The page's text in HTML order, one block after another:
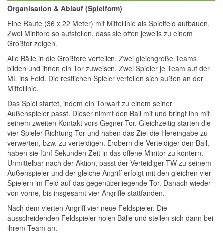
Organisation & Ablauf (Spielform)
Eine Raute (36 x 22 Meter) mit Mittellinie als Spielfeld aufbauen.
Zwei Minitore so aufstellen, dass sie offen jeweils zu einem
Großtor zeigen.
Alle Bälle in die Großtore verteilen. Zwei gleichgroße Teams
bilden und ihnen ein Tor zuweisen. Zwei Spieler je Team auf der
ML ins Feld. Die restlichen Spieler verteilen sich außen an der
Mittellinie.
Das Spiel startet, indem ein Torwart zu einem seiner
Außenspieler passt. Dieser nimmt den Ball mit und bringt ihn mit
seinem zweiten Kontakt vors Gegner-Tor. Gleichzeitig starten die
vier Spieler Richtung Tor und haben das Ziel die Hereingabe zu
verwerten, bzw. zu verteidigen. Erobern die Verteidiger den Ball,
haben sie fünf Sekunden Zeit in das offene Minitor zu kontern.
Unmittelbar nach der Aktion, passt der Verteidiger-TW zu seinem
Außenspieler und der gleiche Angriff erfolgt mit den gleichen vier
Spielern im Feld auf das gegenüberliegende Tor. Danach wieder
von vorne, bis insgesamt vier Angriffe stattfanden.
Nach dem vierten Angriff vier neue Feldspieler. Die
ausscheidenden Feldspieler holen Bälle und stellen sich dann bei
ihrem Team an.